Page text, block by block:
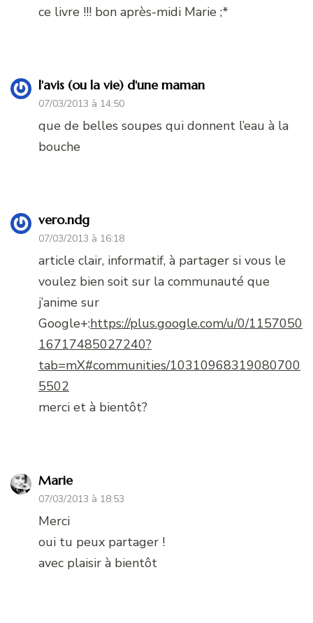
ce livre !!! bon après-midi Marie ;*
l'avis (ou la vie) d'une maman
07/03/2013 à 14:50
que de belles soupes qui donnent l’eau à la
bouche
vero.ndg
07/03/2013 à 16:18
article clair, informatif, à partager si vous le
voulez bien soit sur la communauté que
j’anime sur
Google+:https://plus.google.com/u/0/1157050
16717485027240?
tab=mX#communities/10310968319080700
5502
merci et à bientôt?
Marie
07/03/2013 à 18:53
Merci
oui tu peux partager !
avec plaisir à bientôt